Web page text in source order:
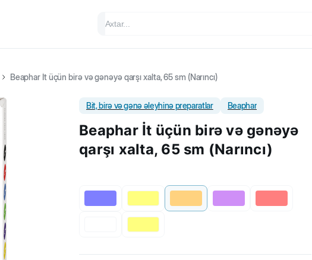
Beaphar İt üçün birə və gənəyə qarşı xalta, 65 sm (Narıncı)
Bit, birə və gənə əleyhinə preparatlar Beaphar
Beaphar İt üçün birə və gənəyə
qarşı xalta, 65 sm (Narıncı)